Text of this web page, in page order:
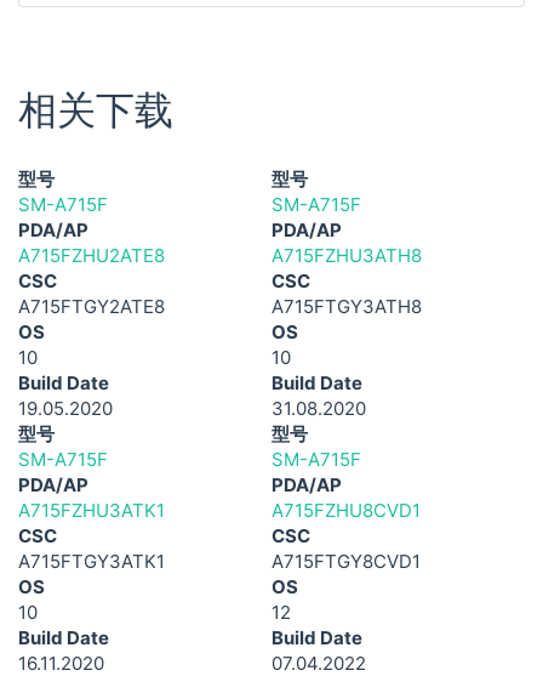
相关下载
型号
SM-A715F
PDA/AP
A715FZHU2ATE8
CSC
A715FTGY2ATE8
OS
10
Build Date
19.05.2020
型号
SM-A715F
PDA/AP
A715FZHU3ATH8
CSC
A715FTGY3ATH8
OS
10
Build Date
31.08.2020
型号
SM-A715F
PDA/AP
A715FZHU3ATK1
CSC
A715FTGY3ATK1
OS
10
Build Date
16.11.2020
型号
SM-A715F
PDA/AP
A715FZHU8CVD1
CSC
A715FTGY8CVD1
OS
12
Build Date
07.04.2022